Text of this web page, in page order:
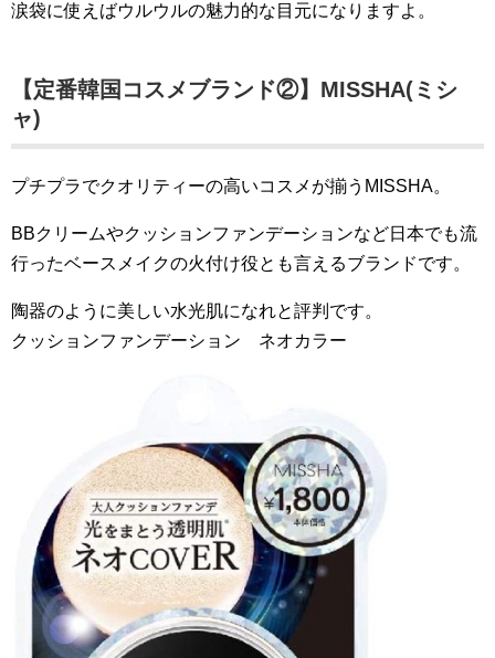
涙袋に使えばウルウルの魅力的な目元になりますよ。
【定番韓国コスメブランド②】MISSHA(ミシ
ャ)
プチプラでクオリティーの高いコスメが揃うMISSHA。
BBクリームやクッションファンデーションなど日本でも流
行ったベースメイクの火付け役とも言えるブランドです。
陶器のように美しい水光肌になれと評判です。
クッションファンデーション ネオカラー